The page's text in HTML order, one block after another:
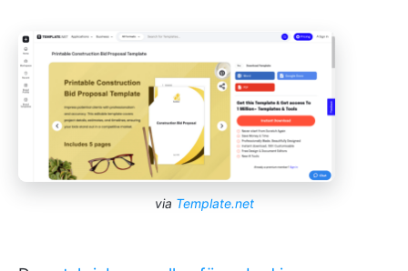
via Template.net